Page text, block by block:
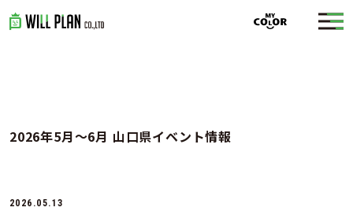
2026年5月～6月 山口県イベント情報
2026.05.13